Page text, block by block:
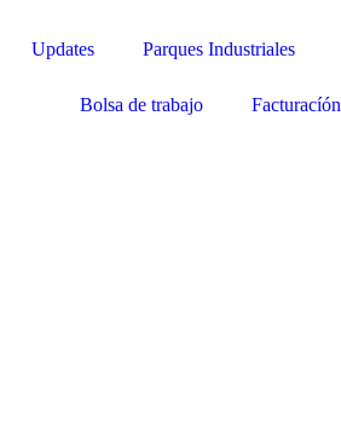
Updates Parques Industriales
Bolsa de trabajo Facturacíón